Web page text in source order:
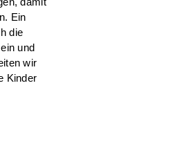
Ein
die
und
wir
Kinder